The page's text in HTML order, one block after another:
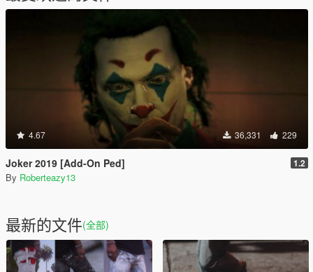
4.67 36,331 229
Joker 2019 [Add-On Ped] 1.2
By Roberteazy13
最新的文件(全部)